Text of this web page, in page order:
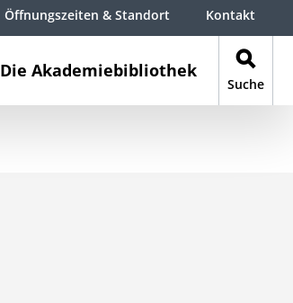
Die Akademiebibliothek
Suche
Öffnungszeiten & Standort Kontakt